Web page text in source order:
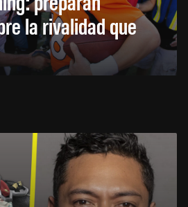
la rivalidad que